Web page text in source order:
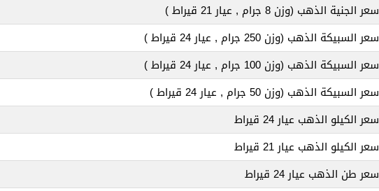
سعر الجنية الذهب (وزن 8 جرام , عيار 21 قيراط )
سعر السبيكة الذهب (وزن 250 جرام , عيار 24 قيراط )
سعر السبيكة الذهب (وزن 100 جرام , عيار 24 قيراط )
سعر السبيكة الذهب (وزن 50 جرام , عيار 24 قيراط )
سعر الكيلو الذهب عيار 24 قيراط
سعر الكيلو الذهب عيار 21 قيراط
سعر طن الذهب عيار 24 قيراط